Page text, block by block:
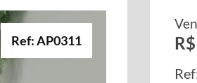
Ref: AP0311